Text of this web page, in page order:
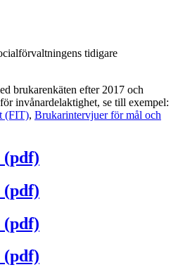
tidigare
brukarenkäten efter 2017 och
invånardelaktighet, se till exempel:
(FIT), Brukarintervjuer för mål och
(pdf)
(pdf)
(pdf)
(pdf)